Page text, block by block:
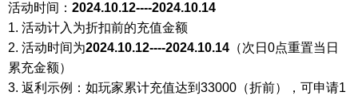
活动时间： 2024.10.12----2024.10.14
1. 活动计入为折扣前的充值金额
2. 活动时间为2024.10.12----2024.10.14 （次 日 0点重置当日
累充金额）
3. 返利示例：如玩家累计充值达到33000（折前），可申请1